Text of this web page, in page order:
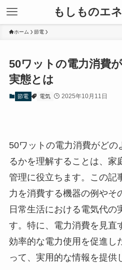
もしものエ
ホーム 節電
50ワットの電力消費
実態とは
節電 電気 2025年10月11日
50ワットの電力消費がどの
るかを理解することは、家
管理に役立ちます。この記
力を消費する機器の例やそ
日常生活における電気代の
す。特に、電力消費を見直
効率的な電力使用を促進し
って、実用的な情報を提供